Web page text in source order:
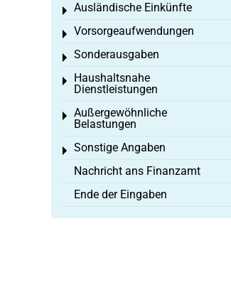
Ausländische Einkünfte
Toggle menu
Vorsorgeaufwendungen
Toggle menu
Sonderausgaben
Toggle menu
Haushaltsnahe
Dienstleistungen
Toggle menu
Außergewöhnliche
Belastungen
Toggle menu
Sonstige Angaben
Toggle menu
Nachricht ans Finanzamt
Ende der Eingaben